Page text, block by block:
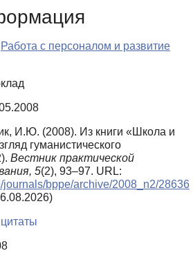
Работа с персоналом и развитие
И.Ю. (2008). Из книги «Школа и
гуманистического
Вестник практической
5(2), 93–97. URL:
journals/bppe/archive/2008_n2/28636